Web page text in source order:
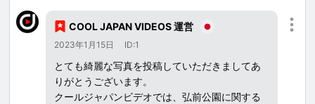
COOL JAPAN VIDEOS 運営
2023年1月15日 ID:1
とても綺麗な写真を投稿していただきましてあ
りがとうございます。
クールジャパンビデオでは、弘前公園に関する